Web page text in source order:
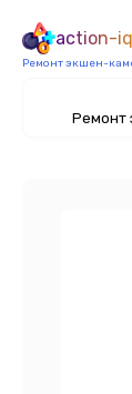
action-
Ремонт экшен-
Ремонт